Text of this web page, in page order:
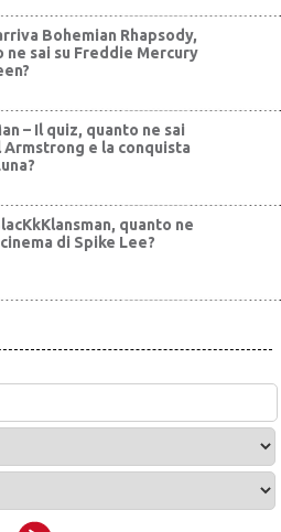
Bohemian Rhapsody,
ne sai su Freddie Mercury
– Il quiz, quanto ne sai
Armstrong e la conquista
quanto ne
di Spike Lee?